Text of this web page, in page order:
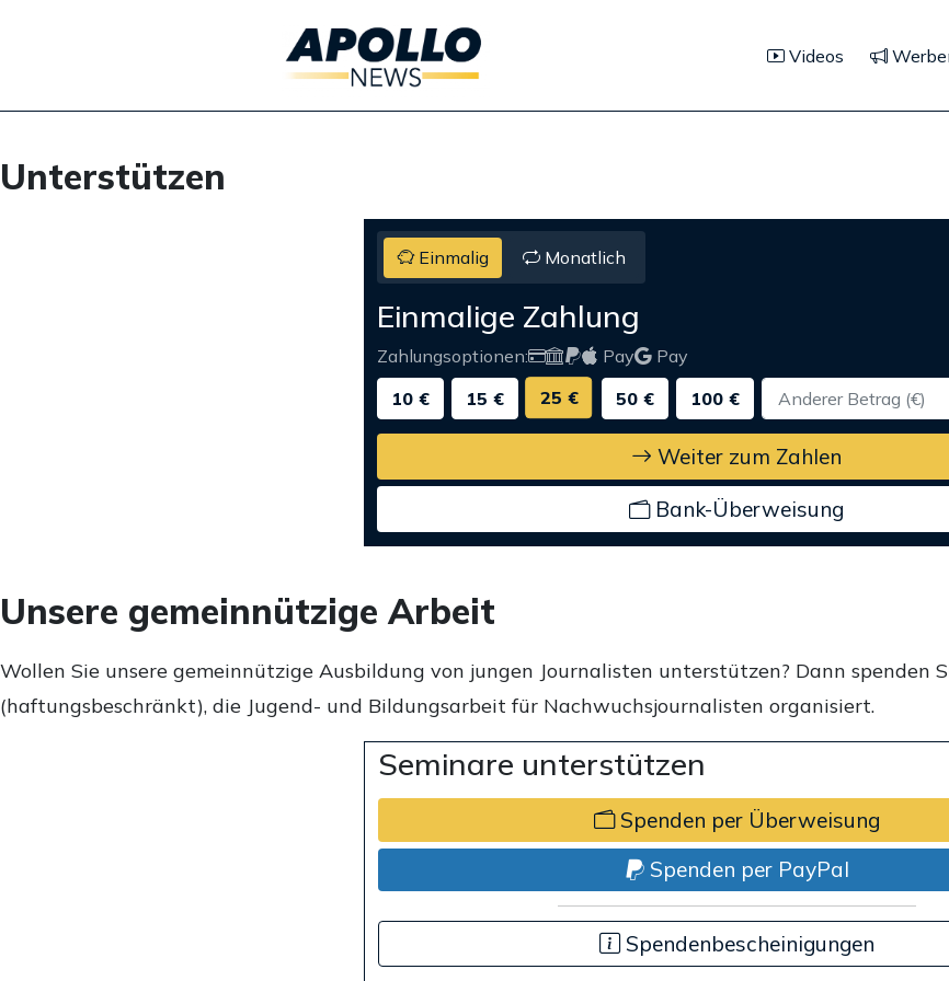
Videos
Unterstützen
Einmalig Monatlich
Einmalige Zahlung
Zahlungsoptionen: Pay
Pay
10 €
15 € 25 € 50 € 100 €
Weiter zum Zahlen
Bank-Überweisung
Unsere gemeinnützige Arbeit
Wollen Sie unsere gemeinnützige Ausbildung von jungen Journalisten unterstützen? Dann spenden
(haftungsbeschränkt), die Jugend- und Bildungsarbeit für Nachwuchsjournalisten organisiert.
Seminare unterstützen
Spenden per Überweisung
Spenden per PayPal
Spendenbescheinigungen